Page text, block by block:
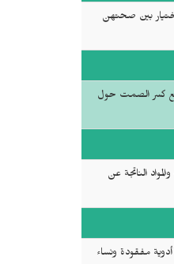
بين صحتهن
مع كسر الصمت حول
الناتجة عن
مفقودة ونساء